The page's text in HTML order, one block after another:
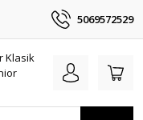
5069572529